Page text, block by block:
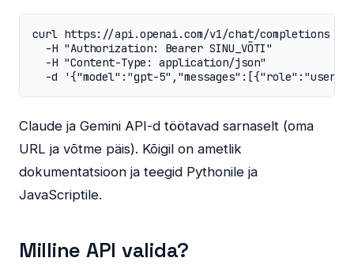
curl https://api.openai.com/v1/chat/completions
  -H "Authorization: Bearer SINU_VÕTI"
  -H "Content-Type: application/json"
-d '{"model":"gpt-
Claude ja Gemini API-d töötavad sarnaselt (oma
URL ja võtme päis). Kõigil on ametlik
dokumentatsioon ja teegid Pythonile ja
JavaScriptile.
Milline API valida?